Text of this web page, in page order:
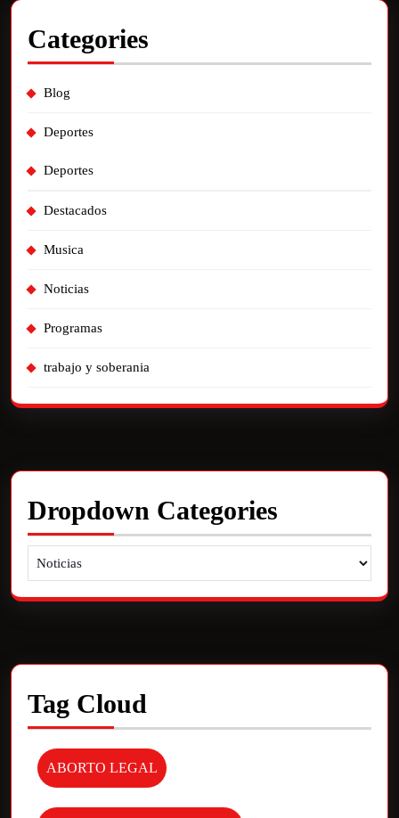
Categories
Blog
Deportes
Deportes
Destacados
Musica
Noticias
Programas
trabajo y soberania
Dropdown Categories
Tag Cloud
ABORTO LEGAL